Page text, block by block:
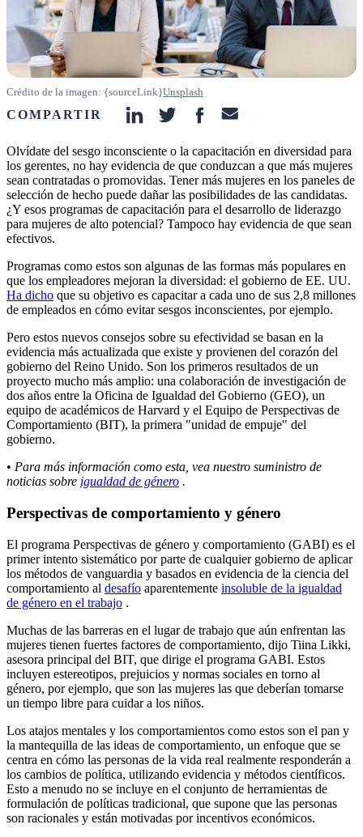
Crédito de la imagen: {sourceLink}Unsplash
COMPARTIR linkedin-icon
twitter-iconfacebook-icon
email-icon
Olvídate del sesgo inconsciente o la capacitación en diversidad para
los gerentes, no hay evidencia de que conduzcan a que más mujeres
sean contratadas o promovidas. Tener más mujeres en los paneles de
selección de hecho puede dañar las posibilidades de las candidatas.
¿Y esos programas de capacitación para el desarrollo de liderazgo
para mujeres de alto potencial? Tampoco hay evidencia de que sean
efectivos.
Programas como estos son algunas de las formas más populares en
que los empleadores mejoran la diversidad: el gobierno de EE. UU.
Ha dicho que su objetivo es capacitar a cada uno de sus 2,8 millones
de empleados en cómo evitar sesgos inconscientes, por ejemplo.
Pero estos nuevos consejos sobre su efectividad se basan en la
evidencia más actualizada que existe y provienen del corazón del
gobierno del Reino Unido. Son los primeros resultados de un
proyecto mucho más amplio: una colaboración de investigación de
dos años entre la Oficina de Igualdad del Gobierno (GEO), un
equipo de académicos de Harvard y el Equipo de Perspectivas de
Comportamiento (BIT), la primera "unidad de empuje" del
gobierno.
• Para más información como esta, vea nuestro suministro de
noticias sobre igualdad de género .
Perspectivas de comportamiento y género
El programa Perspectivas de género y comportamiento (GABI) es el
primer intento sistemático por parte de cualquier gobierno de aplicar
los métodos de vanguardia y basados en evidencia de la ciencia del
comportamiento al desafío aparentemente insoluble de la igualdad
de género en el trabajo .
Muchas de las barreras en el lugar de trabajo que aún enfrentan las
mujeres tienen fuertes factores de comportamiento, dijo Tiina Likki,
asesora principal del BIT, que dirige el programa GABI. Estos
incluyen estereotipos, prejuicios y normas sociales en torno al
género, por ejemplo, que son las mujeres las que deberían tomarse
un tiempo libre para cuidar a los niños.
Los atajos mentales y los comportamientos como estos son el pan y
la mantequilla de las ideas de comportamiento, un enfoque que se
centra en cómo las personas de la vida real realmente responderán a
los cambios de política, utilizando evidencia y métodos científicos.
Esto a menudo no se incluye en el conjunto de herramientas de
formulación de políticas tradicional, que supone que las personas
son racionales y están motivadas por incentivos económicos.